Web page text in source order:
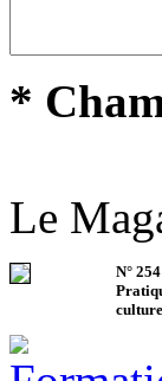
*
Le
N° 254